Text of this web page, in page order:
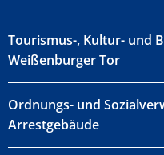
Tourismus-, Kultur- und
Weißenburger Tor
Ordnungs- und
Arrestgebäude